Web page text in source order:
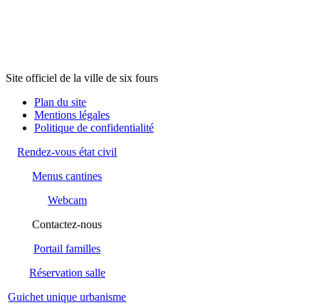
Site officiel de la ville de six fours
Plan du site
Mentions légales
Politique de confidentialité
Rendez-vous état civil
Menus cantines
Webcam
Contactez-nous
Portail familles
Réservation salle
Guichet unique urbanisme